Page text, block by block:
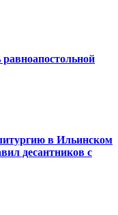
в Ильинском
десантников с